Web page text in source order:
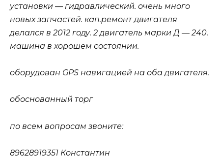
установки — гидравлический. очень много
новых запчастей. кап.ремонт двигателя
делался в 2012 году. 2 двигатель марки Д — 240.
машина в хорошем состоянии.
оборудован GPS навигацией на оба двигателя.
обоснованный торг
по всем вопросам звоните:
89628919351 Константин